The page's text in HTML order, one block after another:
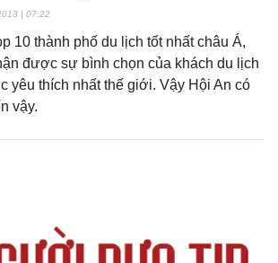
| 07:22
10 thành phố du lịch tốt nhất châu Á,
được sự bình chọn của khách du lịch
yêu thích nhất thế giới. Vậy Hội An có
vậy.